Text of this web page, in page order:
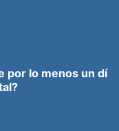
por lo menos un dí